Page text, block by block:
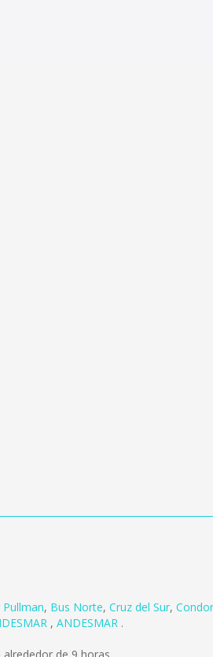
Pullman, Bus Norte, Cruz del Sur,
, ANDESMAR .